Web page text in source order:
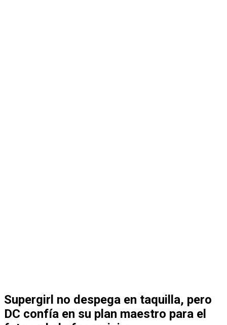
Supergirl no despega en taquilla, pero
DC confía en su plan maestro para el